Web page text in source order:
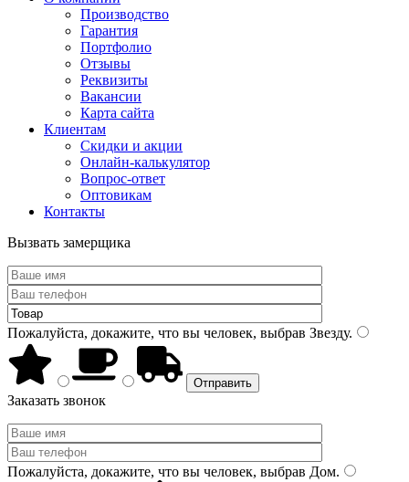
Производство
Гарантия
Портфолио
Отзывы
Реквизиты
Вакансии
Карта сайта
Клиентам
Скидки и акции
Онлайн-калькулятор
Вопрос-ответ
Оптовикам
Контакты
Вызвать замерщика
Пожалуйста, докажите, что вы человек, выбрав Звезду.
Заказать звонок
Пожалуйста, докажите, что вы человек, выбрав Дом.